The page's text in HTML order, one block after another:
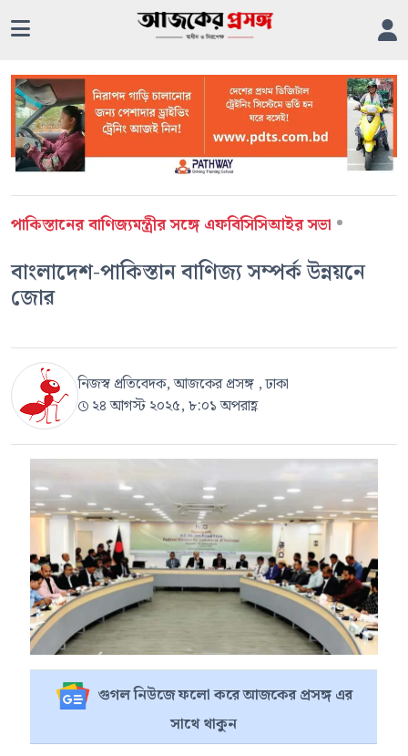
পাকিস্তানের বাণিজ্যমন্ত্রীর সঙ্গে এফবিসিসিআইর সভা •
বাংলাদেশ-পাকিস্তান বাণিজ্য সম্পর্ক উন্নয়নে
জোর
নিজস্ব প্রতিবেদক, আজকের প্রসঙ্গ , ঢাকা
২৪ আগস্ট ২০২৫, ৮:০১ অপরাহ্ণ
গুগল নিউজে ফলো করে আজকের প্রসঙ্গ এর
সাথে থাকুন